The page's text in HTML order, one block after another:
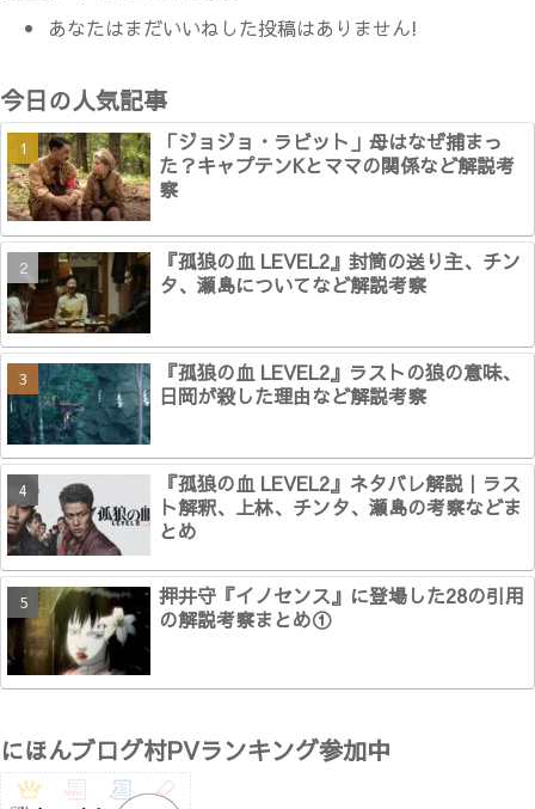
あなたはまだいいねした投稿はありません!
今日の人気記事
「ジョジョ・ラビット」母はなぜ捕まっ
た？キャプテンKとママの関係など解説考
察
『孤狼の血 LEVEL2』封筒の送り主、チン
タ、瀬島についてなど解説考察
『孤狼の血 LEVEL2』ラストの狼の意味、
日岡が殺した理由など解説考察
『孤狼の血 LEVEL2』ネタバレ解説｜ラス
ト解釈、上林、チンタ、瀬島の考察などま
とめ
押井守『イノセンス』に登場した28の引用
の解説考察まとめ①
にほんブログ村PVランキング参加中